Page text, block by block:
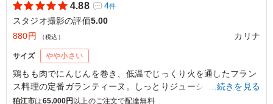
4.88
4件
スタジオ撮影の評価5.00
880円
（税込） カリナ
サイズ やや小さい
鶏もも肉でにんじんを巻き、低温でじっくり火を通したフラン
ス料理の定番ガランティーヌ。しっとりジューシーな仕上がり
に、オリジナルのトマトソースが爽やかな酸味とコクを添える
…続きを見る
狛江市は65,000円 以上のご注文で配達無料